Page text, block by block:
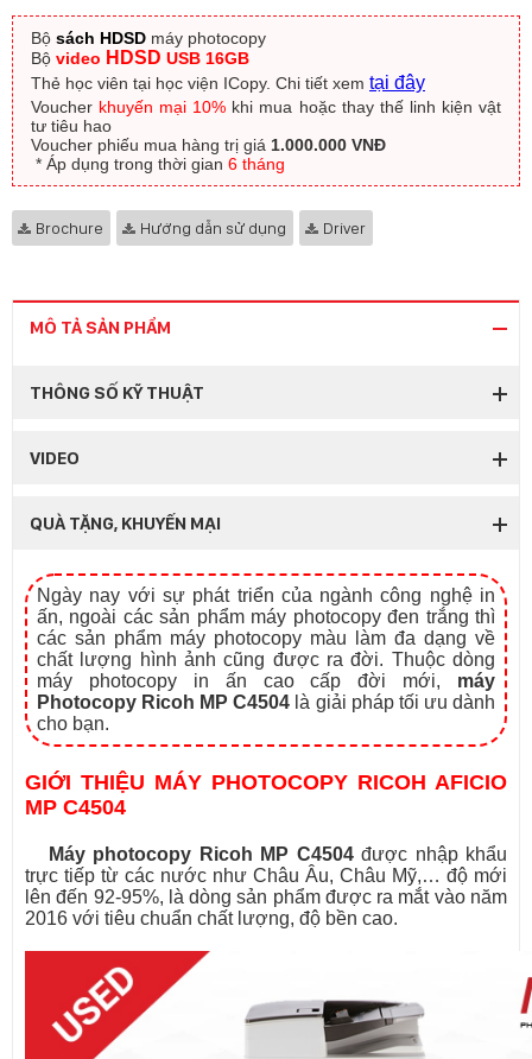
Bộ sách HDSD máy photocopy
Bộ video HDSD USB 16GB
Thẻ học viên tại học viện ICopy. Chi tiết xem tại đây
Voucher khuyến mại 10% khi mua hoặc thay thế linh kiện vật
tư tiêu hao
Voucher phiếu mua hàng trị giá 1.000.000 VNĐ
​ * Áp dụng trong thời gian 6 tháng
Brochure Hướng dẫn sử dụng Driver
MÔ TẢ SẢN PHẨM
THÔNG SỐ KỸ THUẬT
VIDEO
QUÀ TẶNG, KHUYẾN MẠI
Ngày nay với sự phát triển của ngành công nghệ in
ấn, ngoài các sản phẩm máy photocopy đen trắng thì
các sản phẩm máy photocopy màu làm đa dạng về
chất lượng hình ảnh cũng được ra đời. Thuộc dòng
máy photocopy in ấn cao cấp đời mới, máy
Photocopy Ricoh MP C4504 là giải pháp tối ưu dành
cho bạn.
GIỚI THIỆU MÁY PHOTOCOPY RICOH AFICIO
MP C4504
Máy photocopy Ricoh MP C4504được nhập khẩu
trực tiếp từ các nước như Châu Âu, Châu Mỹ,… độ mới
lên đến 92-95%, là dòng sản phẩm được ra mắt vào năm
2016 với tiêu chuẩn chất lượng, độ bền cao.